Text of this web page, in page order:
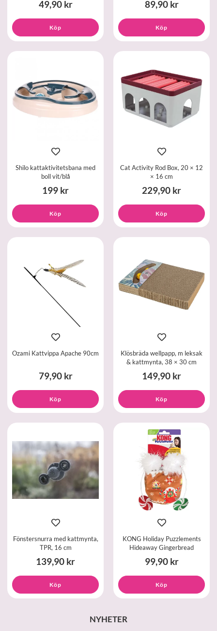
49,90 kr
Köp
89,90 kr
Köp
Shilo kattaktivitetsbana med
boll vit/blå
199 kr
Köp
Cat Activity Rod Box, 20 × 12
× 16 cm
229,90 kr
Köp
Ozami Kattvippa Apache 90cm
79,90 kr
Köp
Klösbräda wellpapp, m leksak
& kattmynta, 38 × 30 cm
149,90 kr
Köp
Fönstersnurra med kattmynta,
TPR, 16 cm
139,90 kr
Köp
KONG Holiday Puzzlements
Hideaway Gingerbread
99,90 kr
Köp
NYHETER